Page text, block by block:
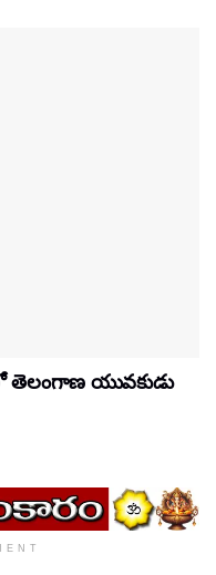
తెలంగాణ యువకుడు